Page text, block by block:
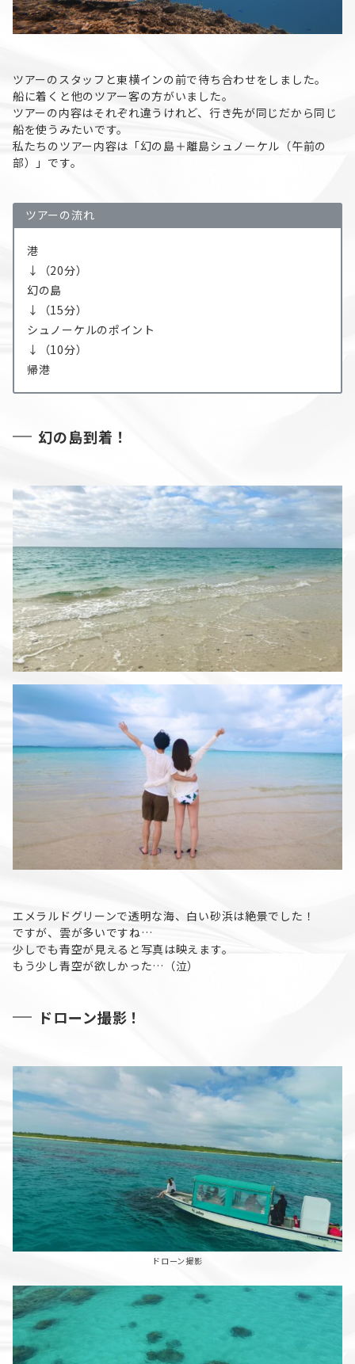
ツアーのスタッフと東横インの前で待ち合わせをしました。
船に着くと他のツアー客の方がいました。
ツアーの内容はそれぞれ違うけれど、行き先が同じだから同じ
船を使うみたいです。
私たちのツアー内容は「幻の島＋離島シュノーケル（午前の
部）」です。
ツアーの流れ
港
↓（20分）
幻の島
↓（15分）
シュノーケルのポイント
↓（10分）
帰港
幻の島到着！
エメラルドグリーンで透明な海、白い砂浜は絶景でした！
ですが、雲が多いですね…
少しでも青空が見えると写真は映えます。
もう少し青空が欲しかった…（泣）
ドローン撮影！
ドローン撮影